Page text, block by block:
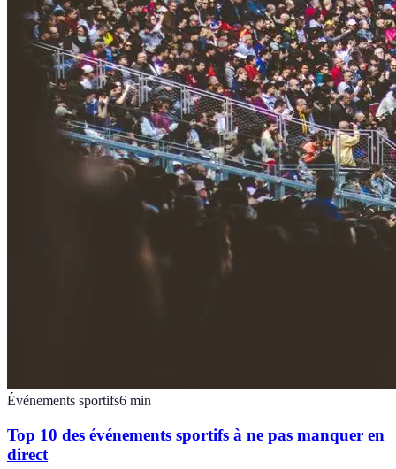
Événements sportifs6 min
Top 10 des événements sportifs à ne pas manquer en
direct